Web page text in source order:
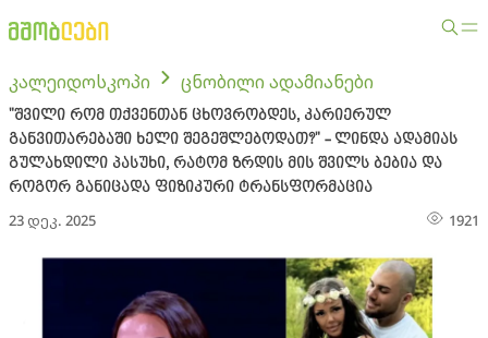
კალეიდოსკოპი ცნობილი ადამიანები
"შვილი რომ თქვენთან ცხოვრობდეს, კარიერულ
განვითარებაში ხელი შეგეშლებოდათ?" - ლინდა ადამიას
გულახდილი პასუხი, რატომ ზრდის მის შვილს ბებია და
როგორ განიცადა ფიზიკური ტრანსფორმაცია
23 დეკ. 2025 1921